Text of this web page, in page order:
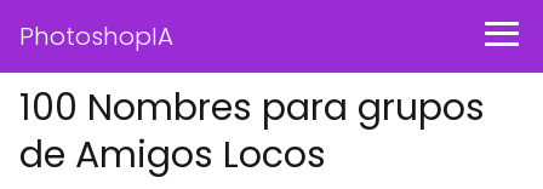
PhotoshopIA
100 Nombres para grupos
de Amigos Locos